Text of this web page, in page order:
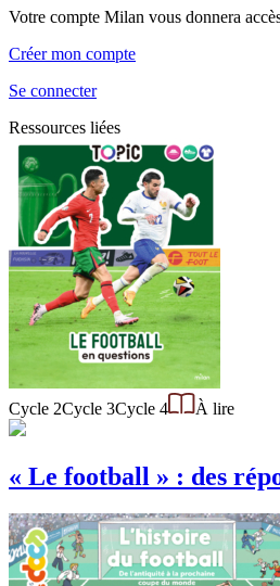
Votre compte Milan vous donnera
Créer mon compte
Se connecter
Ressources liées
Cycle 2Cycle 3Cycle 4 À lire
« Le football » : des